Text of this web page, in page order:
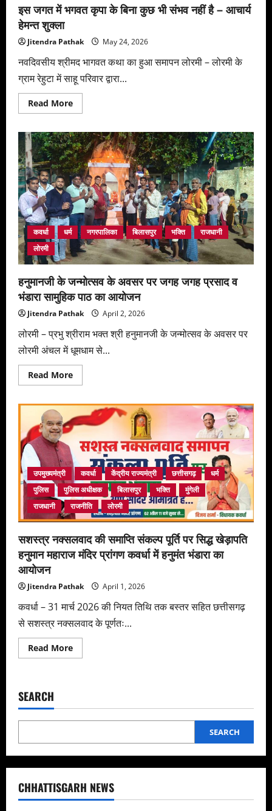
इस जगत में भगवत कृपा के बिना कुछ भी संभव नहीं है – आचार्य
हेमन्त शुक्ला
Jitendra Pathak May 24, 2026
नवदिवसीय श्रीमद भागवत कथा का हुआ समापन लोरमी – लोरमी के
ग्राम रेहुटा में साहू परिवार द्वारा...
Read MoreRead
more
जगत
में
भगवत
कृपा
के
बिना
कुछ
भी
संभव
नहीं
है
आचार्य
हेमन्त
शुक्ला
कवर्धा धर्म नगरपालिका बिलासपुर भक्ति
राजधानी
लोरमी
हनुमानजी के जन्मोत्सव के अवसर पर जगह जगह प्रसाद व
भंडारा सामुहिक पाठ का आयोजन
Jitendra Pathak April 2, 2026
लोरमी – प्रभु श्रीराम भक्त श्री हनुमानजी के जन्मोत्सव के अवसर पर
लोरमी अंचल में धूमधाम से...
Read MoreRead
more
के
जन्मोत्सव
के
अवसर
पर
जगह
जगह
प्रसाद
व
भंडारा
सामुहिक
पाठ
का
आयोजन
उपमुख्यमंत्री कवर्धा केंद्रीय राज्यमंत्री छत्तीसगढ़
धर्म
पुलिस
पुलिस अधीक्षक बिलासपुर भक्ति
मुंगेली
राजधानी
राजनीति लोरमी
सशस्त्र नक्सलवाद की समाप्ति संकल्प पूर्ति पर सिद्ध खेड़ापति
हनुमान महाराज मंदिर प्रांगण कवर्धा में हनुमंत भंडारा का
आयोजन
Jitendra Pathak April 1, 2026
कवर्धा – 31 मार्च 2026 की नियत तिथि तक बस्तर सहित छत्तीसगढ़
से सशस्त्र नक्सलवाद के पूर्णतः...
Read MoreRead
more
संकल्प
पर
खेड़ापति
महाराज
मंदिर
कवर्धा
में
हनुमंत
SEARCH
SEARCH
CHHATTISGARH NEWS